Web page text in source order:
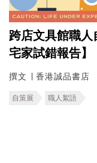
跨店文具館職人
宅家試錯報告】
撰文 ∣ 香港誠品書店
自策展 職人絮語